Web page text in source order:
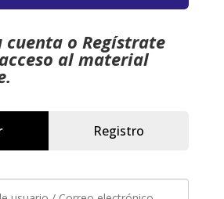
cuenta o Regístrate
al material
Registro